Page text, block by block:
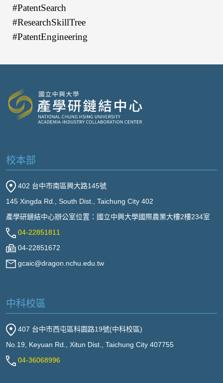
#PatentSearch
#ResearchSkillTree
#PatentEngineering
校本部
402 台中市南區興大路145號
145 Xingda Rd., South Dist., Taichung City 402
產學研鏈結中心辦公室位置：國立中興大學國際農業大樓2樓234室
04-22851811
04-22851672
gcaic@dragon.nchu.edu.tw
中科校區
407 台中市西屯區科園路19號(中科校區)
No.19, Keyuan Rd., Xitun Dist., Taichung City 407755
04-36068996